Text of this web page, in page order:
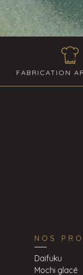
FABRICATION
NOS
Daifuku
Mochi glacé